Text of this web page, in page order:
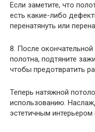
Если заметите, что
есть какие-либо
перенатянуть или
8. После
полотна, подтяните
чтобы предотвратить
Теперь натяжной
использованию.
эстетичным